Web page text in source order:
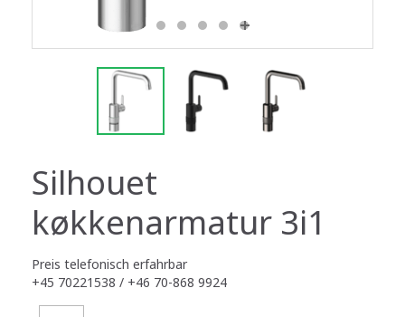
Silhouet
køkkenarmatur 3i1
Preis telefonisch erfahrbar
+45 70221538 / +46 70-868 9924